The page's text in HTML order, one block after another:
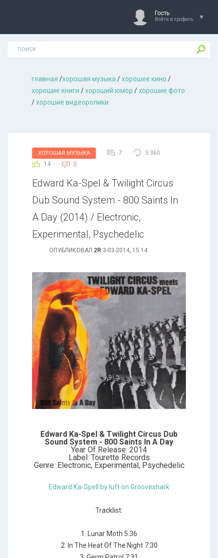
Гость
Войти в профиль
главная /хорошая музыкa /хорошее кино /
хорошие книги /хороший юмор /хорошие фото
/хорошие видеоролики
ХОРОШАЯ МУЗЫКА 7
3 360
14
0
Edward Ka-Spel & Twilight Circus
Dub Sound System - 800 Saints In
A Day (2014) / Electronic,
Experimental, Psychedelic
ОПУБЛИКОВАЛ 2R 3-03-2014, 15:14
Edward Ka-Spel & Twilight Circus Dub
Sound System - 800 Saints In A Day
Year Of Release: 2014
Label: Tourette Records
Genre: Electronic, Experimental, Psychedelic
Edward Ka-Spell by luft on Grooveshark
Tracklist:
1. Lunar Moth 5:36
2. In The Heat Of The Night 7:30